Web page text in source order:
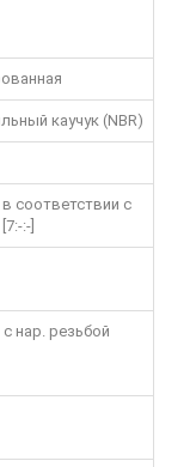
каучук (NBR)
соответствии с
:-]
нар. резьбой